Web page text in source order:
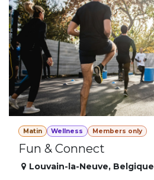
Matin Wellness Members only
Fun & Connect
Louvain-la-Neuve, Belgique